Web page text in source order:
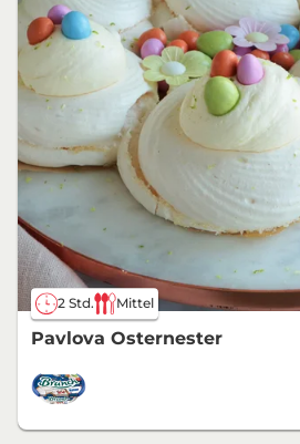
2 Std. Mittel
Pavlova Osternester